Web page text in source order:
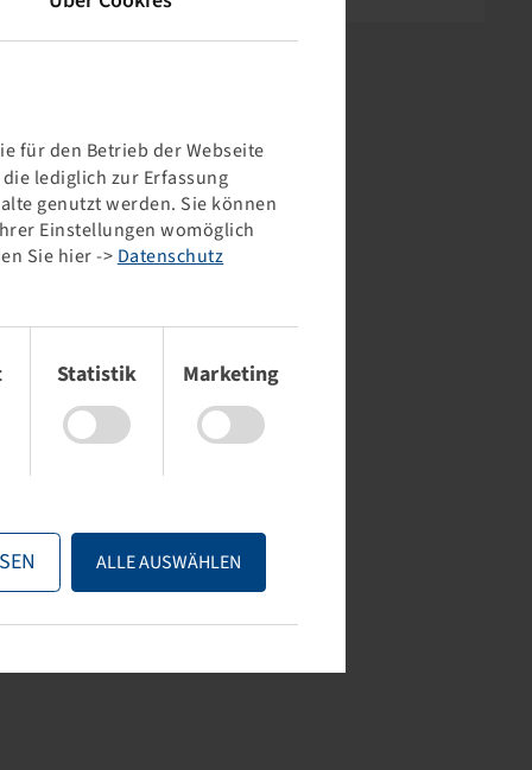
für den Betrieb der Webseite
lediglich zur Erfassung
genutzt werden. Sie können
Einstellungen womöglich
Sie hier -> Datenschutz
Statistik Marketing
ALLE AUSWÄHLEN